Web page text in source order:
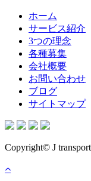
ホーム
サービス紹介
3つの理念
各種募集
会社概要
お問い合わせ
ブログ
サイトマップ
Copyright© J